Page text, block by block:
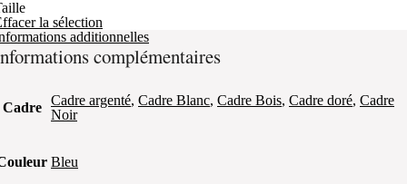
la sélection
additionnelles
complémentaires
Cadre Cadre argenté, Cadre Blanc, Cadre Bois, Cadre doré, Cadre
Noir
Bleu